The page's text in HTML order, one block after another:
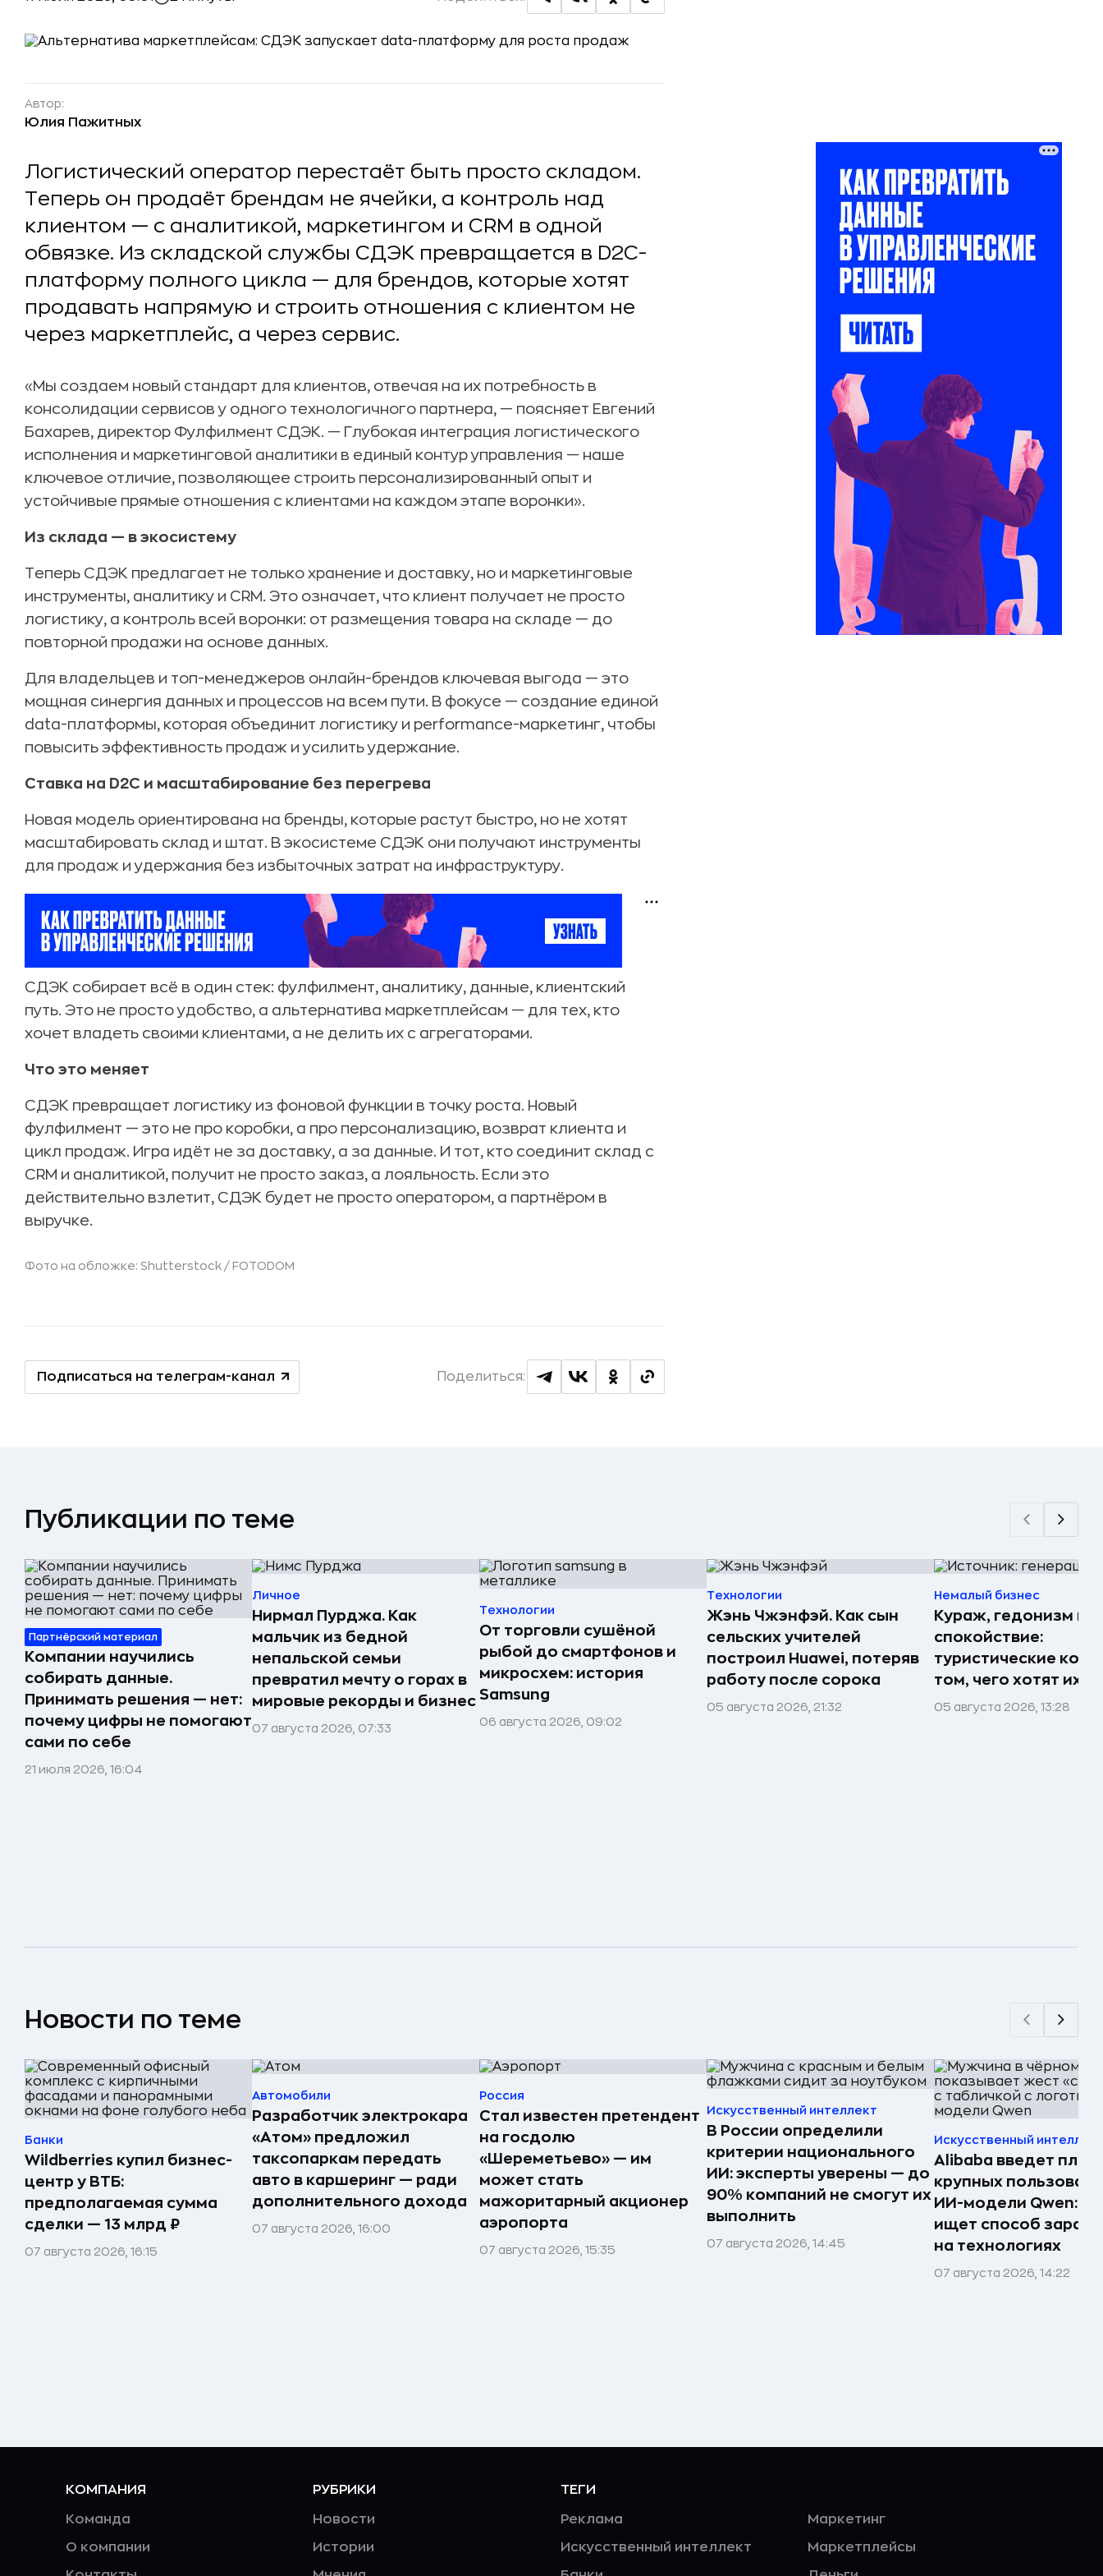
Автор:
Юлия Пажитных
Логистический оператор перестаёт быть просто складом.
Теперь он продаёт брендам не ячейки, а контроль над
клиентом — с аналитикой, маркетингом и CRM в одной
обвязке. Из складской службы СДЭК превращается в D2C-
платформу полного цикла — для брендов, которые хотят
продавать напрямую и строить отношения с клиентом не
через маркетплейс, а через сервис.
«Мы создаем новый стандарт для клиентов, отвечая на их потребность в
консолидации сервисов у одного технологичного партнера, — поясняет Евгений
Бахарев, директор Фулфилмент СДЭК. — Глубокая интеграция логистического
исполнения и маркетинговой аналитики в единый контур управления — наше
ключевое отличие, позволяющее строить персонализированный опыт и
устойчивые прямые отношения с клиентами на каждом этапе воронки».
Из склада — в экосистему
Теперь СДЭК предлагает не только хранение и доставку, но и маркетинговые
инструменты, аналитику и CRM. Это означает, что клиент получает не просто
логистику, а контроль всей воронки: от размещения товара на складе — до
повторной продажи на основе данных.
Для владельцев и топ-менеджеров онлайн-брендов ключевая выгода — это
мощная синергия данных и процессов на всем пути. В фокусе — создание единой
data-платформы, которая объединит логистику и performance-маркетинг, чтобы
повысить эффективность продаж и усилить удержание.
Ставка на D2C и масштабирование без перегрева
Новая модель ориентирована на бренды, которые растут быстро, но не хотят
масштабировать склад и штат. В экосистеме СДЭК они получают инструменты
для продаж и удержания без избыточных затрат на инфраструктуру.
СДЭК собирает всё в один стек: фулфилмент, аналитику, данные, клиентский
путь. Это не просто удобство, а альтернатива маркетплейсам — для тех, кто
хочет владеть своими клиентами, а не делить их с агрегаторами.
Что это меняет
СДЭК превращает логистику из фоновой функции в точку роста. Новый
фулфилмент — это не про коробки, а про персонализацию, возврат клиента и
цикл продаж. Игра идёт не за доставку, а за данные. И тот, кто соединит склад с
CRM и аналитикой, получит не просто заказ, а лояльность. Если это
действительно взлетит, СДЭК будет не просто оператором, а партнёром в
выручке.
Фото на обложке: Shutterstock / FOTODOM
Подписаться на телеграм-канал Поделиться:
Публикации по теме
Партнёрский материал
Компании научились
собирать данные.
Принимать решения — нет:
почему цифры не помогают
сами по себе
21 июля 2026, 16:04
Личное
Нирмал Пурджа. Как
мальчик из бедной
непальской семьи
превратил мечту о горах в
мировые рекорды и бизнес
07 августа 2026, 07:33
Технологии
От торговли сушёной
рыбой до смартфонов и
микросхем: история
Samsung
06 августа 2026, 09:02
Технологии
Жэнь Чжэнфэй. Как сын
сельских учителей
построил Huawei, потеряв
работу после сорока
05 августа 2026, 21:32
Немалый бизнес
Кураж, гедонизм и
спокойствие:
туристические
том, чего хотят их
05 августа 2026, 13:28
Новости по теме
Банки
Wildberries купил бизнес-
центр у ВТБ:
предполагаемая сумма
сделки — 13 млрд ₽
07 августа 2026, 16:15
Автомобили
Разработчик электрокара
«Атом» предложил
таксопаркам передать
авто в каршеринг — ради
дополнительного дохода
07 августа 2026, 16:00
Россия
Стал известен претендент
на госдолю
«Шереметьево» — им
может стать
мажоритарный акционер
аэропорта
07 августа 2026, 15:35
Искусственный интеллект
В России определили
критерии национального
ИИ: эксперты уверены — до
90% компаний не смогут их
выполнить
07 августа 2026, 14:45
Искусственный
Alibaba введет
крупных
ИИ-модели Qwen:
ищет способ
на технологиях
07 августа 2026, 14:22
КОМПАНИЯ
Команда
О компании
РУБРИКИ
Новости
Истории
ТЕГИ
Реклама
Искусственный интеллект
Маркетинг
Маркетплейсы